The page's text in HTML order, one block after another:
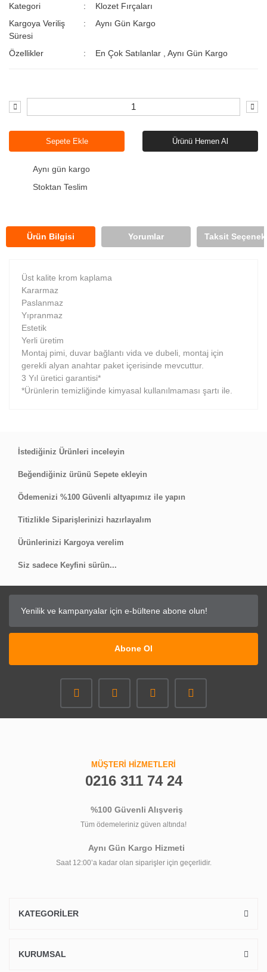
Kategori
Klozet Fırçaları
Kargoya Veriliş
Süresi
Aynı Gün Kargo
Özellikler En Çok Satılanlar ,Aynı Gün Kargo
Sepete Ekle Ürünü Hemen Al
Aynı gün kargo
Stoktan Teslim
Ürün Bilgisi Yorumlar Taksit
Üst kalite krom kaplama
Kararmaz
Paslanmaz
Yıpranmaz
Estetik
Yerli üretim
Montaj pimi, duvar bağlantı vida ve dubeli, montaj için
gerekli alyan anahtar paket içerisinde mevcuttur.
3 Yıl üretici garantisi*
*Ürünlerin temizliğinde kimyasal kullanılmaması şartı ile.
İstediğiniz Ürünleri inceleyin
Beğendiğiniz ürünü Sepete ekleyin
Ödemenizi %100 Güvenli altyapımız ile yapın
Titizlikle Siparişlerinizi hazırlayalım
Ürünlerinizi Kargoya verelim
Siz sadece Keyfini sürün...
Abone Ol
MÜŞTERİ HİZMETLERİ
0216 311 74 24
%100 Güvenli Alışveriş
Tüm ödemeleriniz güven altında!
Aynı Gün Kargo Hizmeti
Saat 12:00’a kadar olan siparişler için geçerlidir.
KATEGORİLER
KURUMSAL